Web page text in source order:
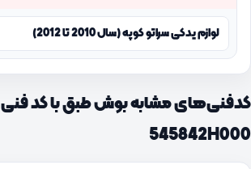
لوازم یدکی سراتو کوپه (سال 2010 تا 2012)
کدفنی‌های مشابه بوش طبق با کد فنی
545842H000